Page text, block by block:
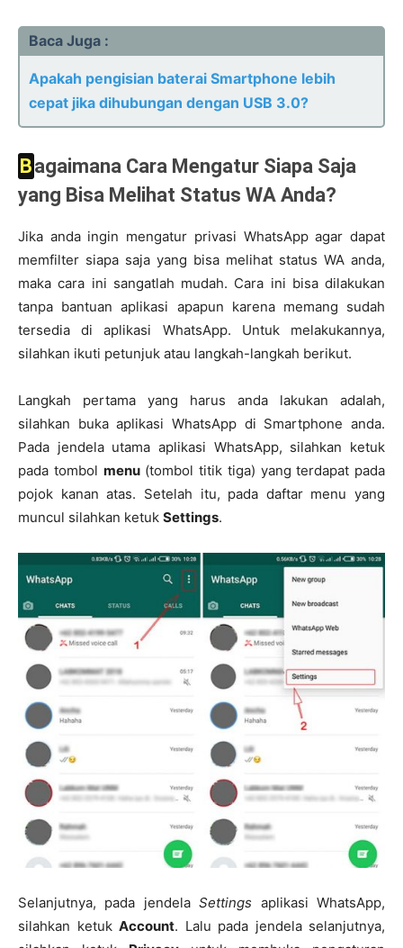
Baca Juga :
Apakah pengisian baterai Smartphone lebih
cepat jika dihubungan dengan USB 3.0?
Bagaimana Cara Mengatur Siapa Saja
yang Bisa Melihat Status WA Anda?
Jika anda ingin mengatur privasi WhatsApp agar dapat
memfilter siapa saja yang bisa melihat status WA anda,
maka cara ini sangatlah mudah. Cara ini bisa dilakukan
tanpa bantuan aplikasi apapun karena memang sudah
tersedia di aplikasi WhatsApp. Untuk melakukannya,
silahkan ikuti petunjuk atau langkah-langkah berikut.
Langkah pertama yang harus anda lakukan adalah,
silahkan buka aplikasi WhatsApp di Smartphone anda.
Pada jendela utama aplikasi WhatsApp, silahkan ketuk
pada tombol menu(tombol titik tiga) yang terdapat pada
pojok kanan atas. Setelah itu, pada daftar menu yang
muncul silahkan ketuk Settings.
Selanjutnya, pada jendelaSettings aplikasi WhatsApp,
silahkan ketuk Account. Lalu pada jendela selanjutnya,